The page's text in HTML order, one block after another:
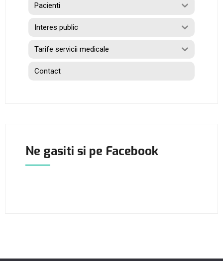
Pacienti
Interes public
Tarife servicii medicale
Contact
Ne gasiti si pe Facebook